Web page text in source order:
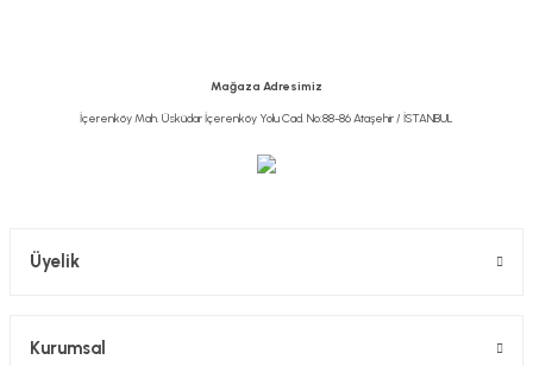
Mağaza Adresimiz
İçerenköy Mah. Üsküdar İçerenköy Yolu Cad. No:88-86 Ataşehir / İSTANBUL
Üyelik
Kurumsal